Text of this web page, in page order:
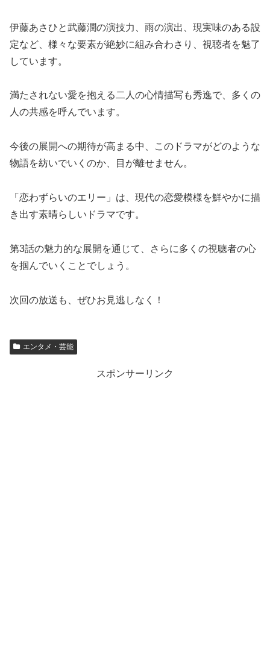
伊藤あさひと武藤潤の演技力、雨の演出、現実味のある設
定など、様々な要素が絶妙に組み合わさり、視聴者を魅了
しています。
満たされない愛を抱える二人の心情描写も秀逸で、多くの
人の共感を呼んでいます。
今後の展開への期待が高まる中、このドラマがどのような
物語を紡いでいくのか、目が離せません。
「恋わずらいのエリー」は、現代の恋愛模様を鮮やかに描
き出す素晴らしいドラマです。
第3話の魅力的な展開を通じて、さらに多くの視聴者の心
を掴んでいくことでしょう。
次回の放送も、ぜひお見逃しなく！
エンタメ・芸能
スポンサーリンク